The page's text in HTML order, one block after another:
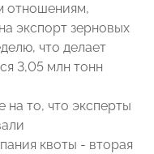
отношениям,
экспорт зерновых
что делает
3,05 млн тонн
то, что эксперты
квоты - вторая